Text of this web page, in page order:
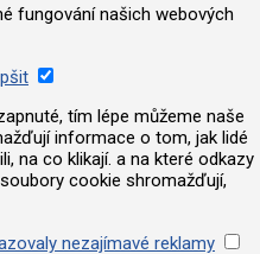
fungování našich webových
tím lépe můžeme naše
informace o tom, jak lidé
na co klikají. a na které odkazy
cookie shromažďují,
nezajímavé reklamy